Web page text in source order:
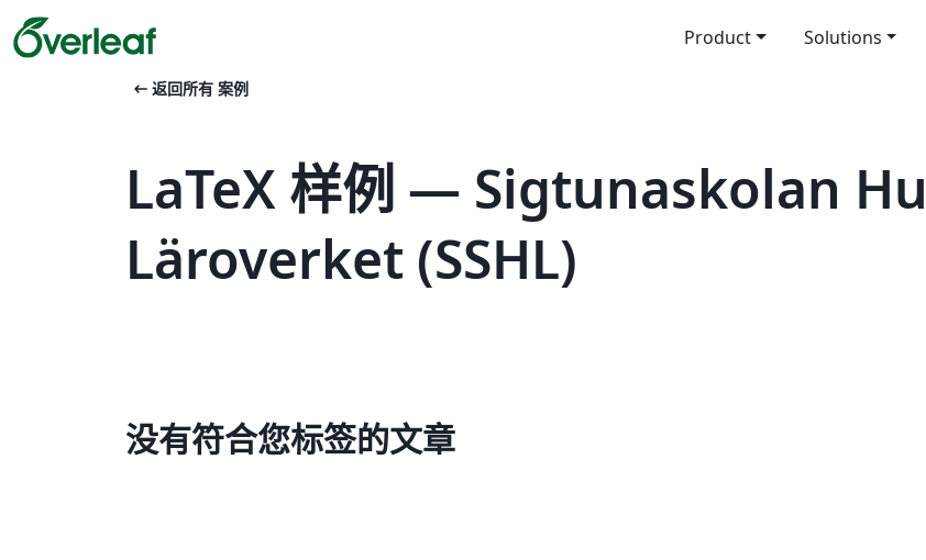
Product Solutions
arrow_left_alt 返回所有 案例
LaTeX 样例 — Sigtunaskolan
Läroverket (SSHL)
没有符合您标签的文章